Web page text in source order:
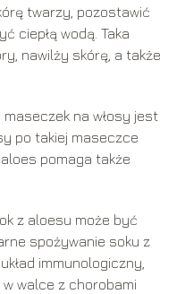
twarzy, pozostawić
ciepłą wodą. Taka
nawilży skórę, a także
maseczek na włosy jest
po takiej maseczce
pomaga także
z aloesu może być
spożywanie soku z
immunologiczny,
walce z chorobami